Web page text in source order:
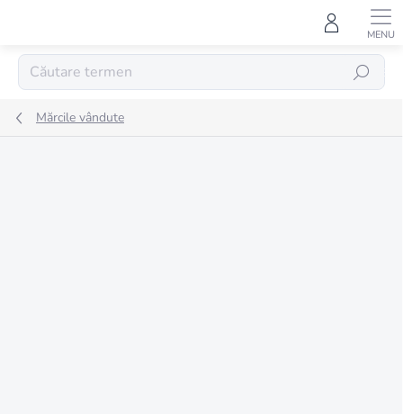
CĂUTARE
Mărcile vândute